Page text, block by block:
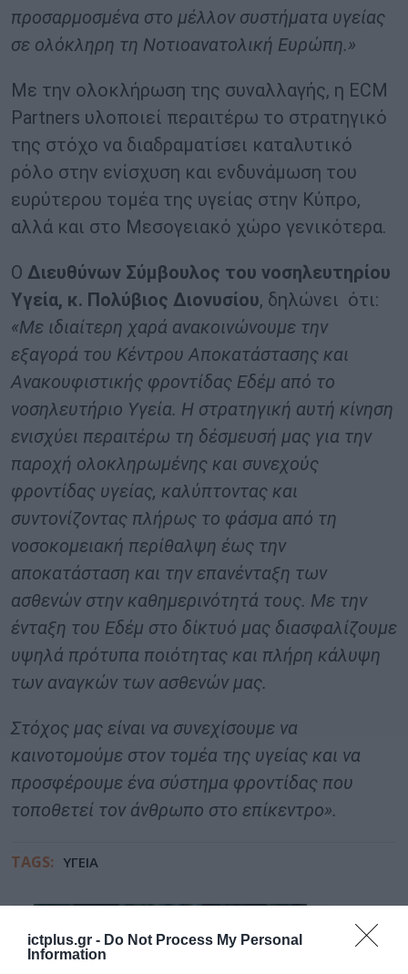
ictplus.gr - Do Not Process My Personal
Information
προσαρμοσμένα στο μέλλον συστήματα υγείας
σε ολόκληρη τη Νοτιοανατολική Ευρώπη.»
Με την ολοκλήρωση της συναλλαγής, η ECM
Partners υλοποιεί περαιτέρω το στρατηγικό
της στόχο να διαδραματίσει καταλυτικό
ρόλο στην ενίσχυση και ενδυνάμωση του
ευρύτερου τομέα της υγείας στην Κύπρο,
αλλά και στο Μεσογειακό χώρο γενικότερα.
Ο Διευθύνων Σύμβουλος του νοσηλευτηρίου
Υγεία, κ. Πολύβιος Διονυσίου, δηλώνει ότι:
«Με ιδιαίτερη χαρά ανακοινώνουμε την
εξαγορά του Κέντρου Αποκατάστασης και
Ανακουφιστικής φροντίδας Εδέμ από το
νοσηλευτήριο Υγεία. Η στρατηγική αυτή κίνηση
ενισχύει περαιτέρω τη δέσμευσή μας για την
παροχή ολοκληρωμένης και συνεχούς
φροντίδας υγείας, καλύπτοντας και
συντονίζοντας πλήρως το φάσμα από τη
νοσοκομειακή περίθαλψη έως την
αποκατάσταση και την επανένταξη των
ασθενών στην καθημερινότητά τους. Με την
ένταξη του Eδέμ στο δίκτυό μας διασφαλίζουμε
υψηλά πρότυπα ποιότητας και πλήρη κάλυψη
των αναγκών των ασθενών μας.
Στόχος μας είναι να συνεχίσουμε να
καινοτομούμε στον τομέα της υγείας και να
προσφέρουμε ένα σύστημα φροντίδας που
τοποθετεί τον άνθρωπο στο επίκεντρο».
TAGS: ΥΓΕΙΑ